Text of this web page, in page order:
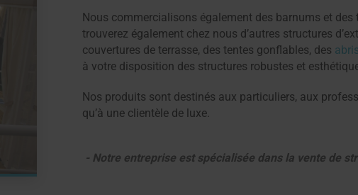
Nous commercialisons également des barnums et des
trouverez également chez nous d’autres structures
couvertures de terrasse, des tentes gonflables, des
à votre disposition des structures robustes et
Nos produits sont destinés aux particuliers, aux
qu’à une clientèle de luxe.
- Notre entreprise est spécialisée dans la vente de